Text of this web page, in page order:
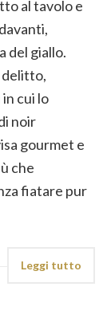
al tavolo e
del giallo.
delitto,
cui lo
noir
gourmet e
che
fiatare pur
Leggi tutto